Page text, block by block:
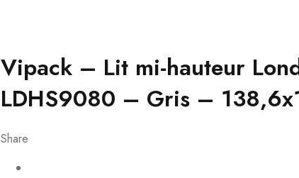
Vipack – Lit mi-hauteur
LDHS9080 – Gris –
Share